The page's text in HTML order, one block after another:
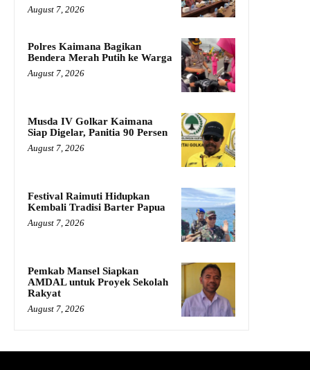
August 7, 2026
Polres Kaimana Bagikan
Bendera Merah Putih ke Warga
August 7, 2026
Musda IV Golkar Kaimana
Siap Digelar, Panitia 90 Persen
August 7, 2026
Festival Raimuti Hidupkan
Kembali Tradisi Barter Papua
August 7, 2026
Pemkab Mansel Siapkan
AMDAL untuk Proyek Sekolah
Rakyat
August 7, 2026